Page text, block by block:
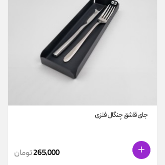
جای قاشق چنگال فلزی
265,000تومان